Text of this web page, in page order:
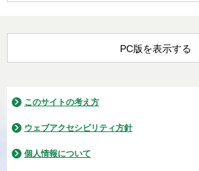
PC版を表示する
このサイトの考え方
ウェブアクセシビリティ方針
個人情報について